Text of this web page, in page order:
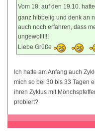
Vom 18. auf den 19.10.
ganz hibbelig und denk an
auch noch erfahren, dass
ungewollt!!!
Liebe Grüße
Ich hatte am Anfang auch
mich so bei 30 bis 33 Tagen
ihren Zyklus mit
probiert?